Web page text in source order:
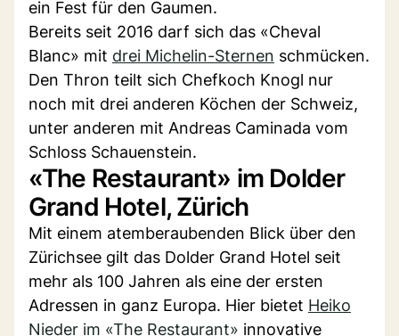
ein Fest für den Gaumen.
Bereits seit 2016 darf sich das «Cheval
Blanc» mit drei Michelin-Sternen schmücken.
Den Thron teilt sich Chefkoch Knogl nur
noch mit drei anderen Köchen der Schweiz,
unter anderen mit Andreas Caminada vom
Schloss Schauenstein.
«The Restaurant» im Dolder
Grand Hotel, Zürich
Mit einem atemberaubenden Blick über den
Zürichsee gilt das Dolder Grand Hotel seit
mehr als 100 Jahren als eine der ersten
Adressen in ganz Europa. Hier bietet Heiko
Nieder im «The Restaurant» innovative